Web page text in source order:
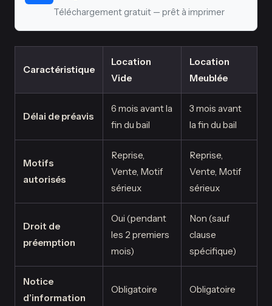
Téléchargement gratuit — prêt à imprimer
Caractéristique
Location
Vide
Location
Meublée
Délai de préavis
6 mois avant la
fin du bail
3 mois avant
la fin du bail
Motifs
autorisés
Reprise,
Vente, Motif
sérieux
Reprise,
Vente, Motif
sérieux
Droit de
préemption
Oui (pendant
les 2 premiers
mois)
Non (sauf
clause
spécifique)
Notice
d’information
Obligatoire Obligatoire